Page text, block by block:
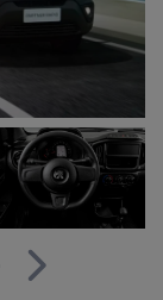
Próximo